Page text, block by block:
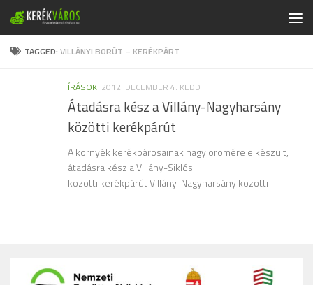
Skip to content
TAGGED:VILLÁNYI BORÚT – KERÉKPÁRT
ÍRÁSOK 2012. DECEMBER 4. KEDD
Átadásra kész a Villány-Nagyharsány
közötti kerékpárút
A környék kerékpárosainak nagy örömére elkészült,
átadásra kész a Villány-Siklós
közötti kerékpárút Villány-Nagyharsány közötti